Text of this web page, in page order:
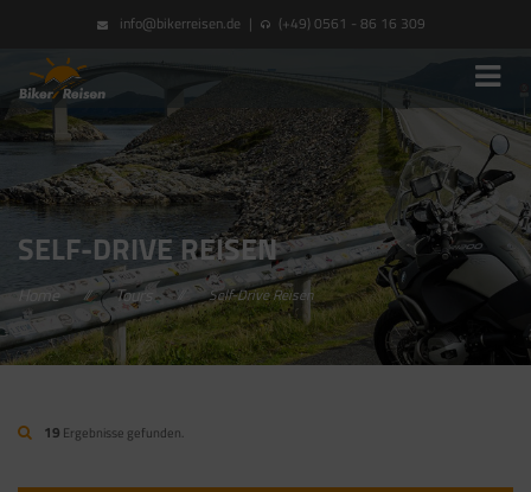
info@bikerreisen.de | (+49) 0561 - 86 16 309
SELF-DRIVE REISEN
Home // Tours // Self-Drive Reisen
19 Ergebnisse gefunden.